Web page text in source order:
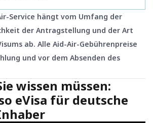
Service hängt vom Umfang der
der Antragstellung und der Art
ab. Alle Aid-Air-Gebührenpreise
und vor dem Absenden des
wissen müssen:
eVisa für deutsche